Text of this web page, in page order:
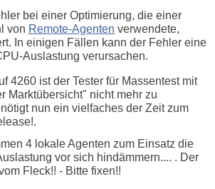
bei einer Optimierung, die einer
von Remote-Agenten verwendete,
In einigen Fällen kann der Fehler eine
Auslastung verursachen.
4260 ist der Tester für Massentest mit
Marktübersicht" nicht mehr zu
nun ein vielfaches der Zeit zum
4 lokale Agenten zum Einsatz die
vor sich hindämmern.... . Der
Fleck!! - Bitte fixen!!